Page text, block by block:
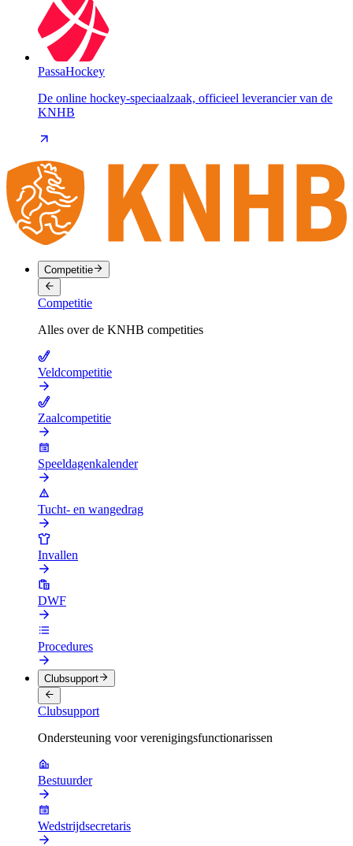
PassaHockey
De online hockey-speciaalzaak, officieel leverancier van de
KNHB
Competitie
Competitie
Alles over de KNHB competities
Veldcompetitie
Zaalcompetitie
Speeldagenkalender
Tucht- en wangedrag
Invallen
DWF
Procedures
Clubsupport
Clubsupport
Ondersteuning voor verenigingsfunctionarissen
Bestuurder
Wedstrijdsecretaris